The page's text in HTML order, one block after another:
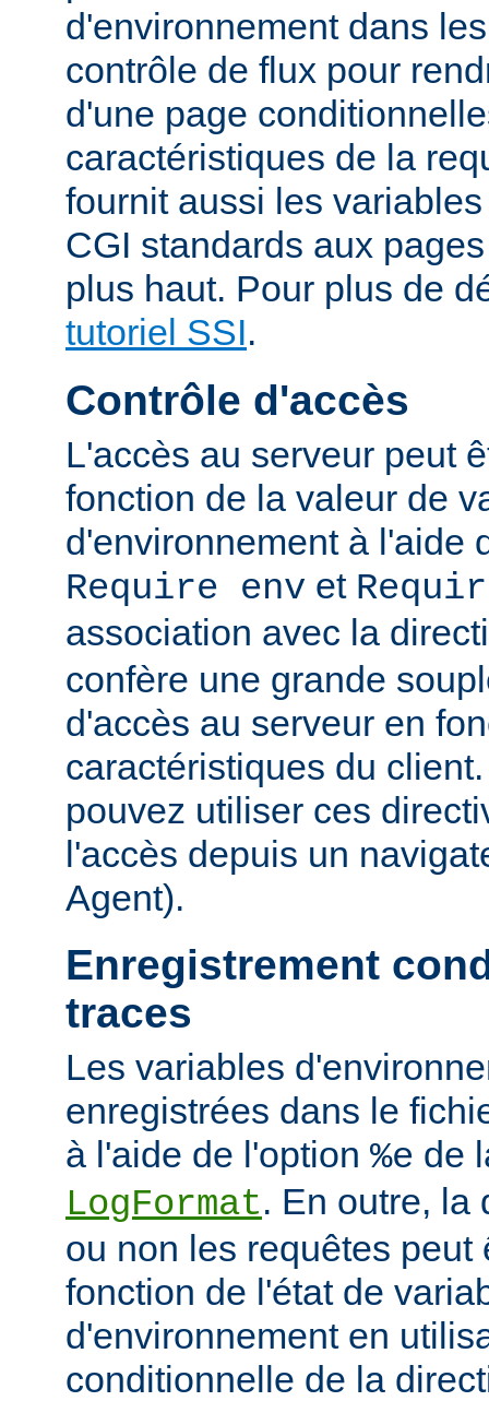
d'environnement dans
contrôle de flux pour
d'une page
caractéristiques de la
fournit aussi les
CGI standards aux
plus haut. Pour plus de
tutoriel SSI.
Contrôle d'accès
L'accès au serveur peut
fonction de la valeur de
d'environnement à l'aide
Require env et
association avec la
confère une grande
d'accès au serveur en
caractéristiques du
pouvez utiliser ces
l'accès depuis un
Agent).
Enregistrement
traces
Les variables
enregistrées dans le
à l'aide de l'option %e de
LogFormat. En outre, la
ou non les requêtes peut
fonction de l'état de
d'environnement en
conditionnelle de la